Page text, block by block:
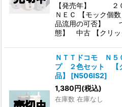
【発売年】 ２
ＮＥＣ 【モック個
品流用の可否】 つ
態】 中古 【クリッ
ＮＴＴドコモ Ｎ５
プ ２色セット 【
品】
[N506IS2]
1,380円(税込)
在庫数 在庫なし